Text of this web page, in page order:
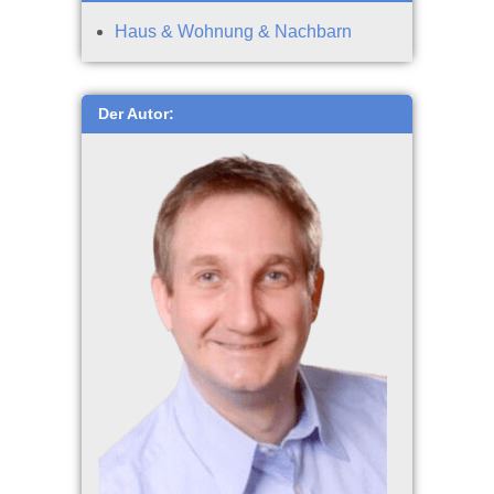
Haus & Wohnung & Nachbarn
Der Autor: